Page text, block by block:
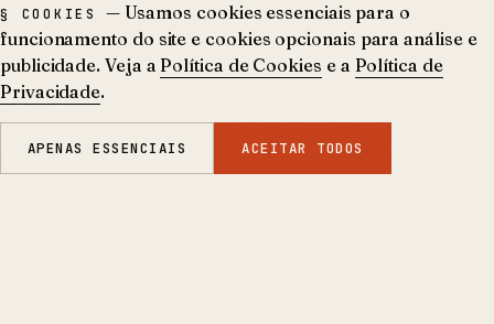
§ COOKIES
— Usamos cookies essenciais para o
funcionamento do site e cookies opcionais para análise e
publicidade. Veja a Política de Cookies e a Política de
Privacidade.
APENAS ESSENCIAIS ACEITAR TODOS